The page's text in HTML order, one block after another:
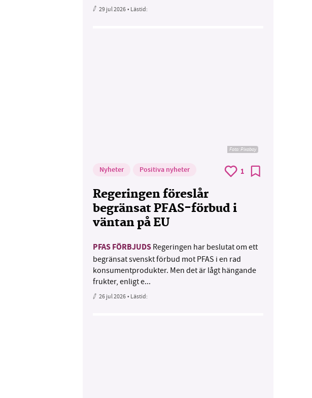
29 jul 2026• Lästid:
Foto:Pixabay
Nyheter Positiva nyheter 1
Regeringen föreslår
begränsat PFAS-förbud i
väntan på EU
PFAS FÖRBJUDS Regeringen har beslutat om ett
begränsat svenskt förbud mot PFAS i en rad
konsumentprodukter. Men det är lågt hängande
frukter, enligt e...
26 jul 2026• Lästid: